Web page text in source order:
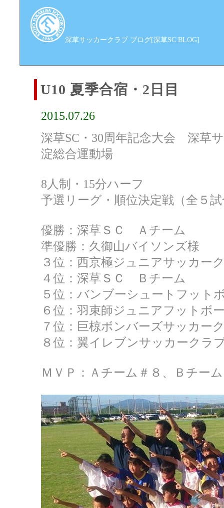
深草サッカークラブ ブログ[深草SC BLOG]
U10 夏季合宿・2日目
2015.07.26
深草SC・30周年記念大会 深草
淀総合運動場
8人制・15分ハーフ
予選リーグ・順位決定戦（全５
優勝：深草ＳＣ Ａチーム
準優勝：久御山バイソンズ様
３位：西京極ジュニアサッカー
４位：深草ＳＣ Ｂチーム
５位：バンブーシュートフット
６位：羽束師ジュニアフットボ
７位：巨椋ボンバーズサッカー
８位：翼イレブンサッカークラ
ＭＶＰ：Ａチーム＃８、Ｂチー